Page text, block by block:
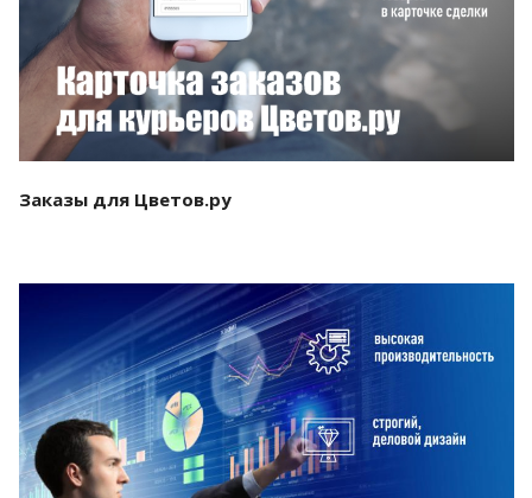
Заказы для Цветов.ру
Смотреть проект